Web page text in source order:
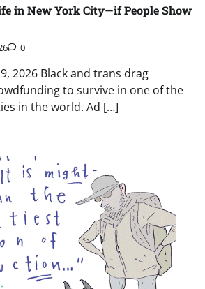
in New York City—if People Show
0
2026 Black and trans drag
to survive in one of the
in the world. Ad […]